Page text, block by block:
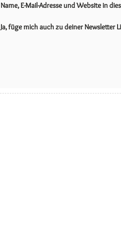
Name, E-Mail-Adresse und Website in
Ja, füge mich auch zu deiner Newsletter